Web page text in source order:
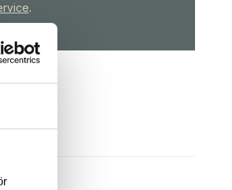
.